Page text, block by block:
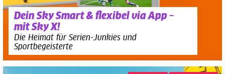
Dein Sky Smart & flexibel via App –
mit Sky X!
Die Heimat für Serien-Junkies und
Sportbegeisterte